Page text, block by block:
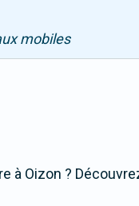
mobiles
Oizon ?